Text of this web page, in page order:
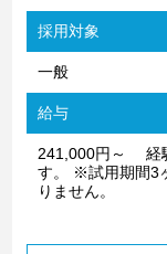
採用対象
一般
給与
241,000円～ 経
す。 ※試用期間3
りません。